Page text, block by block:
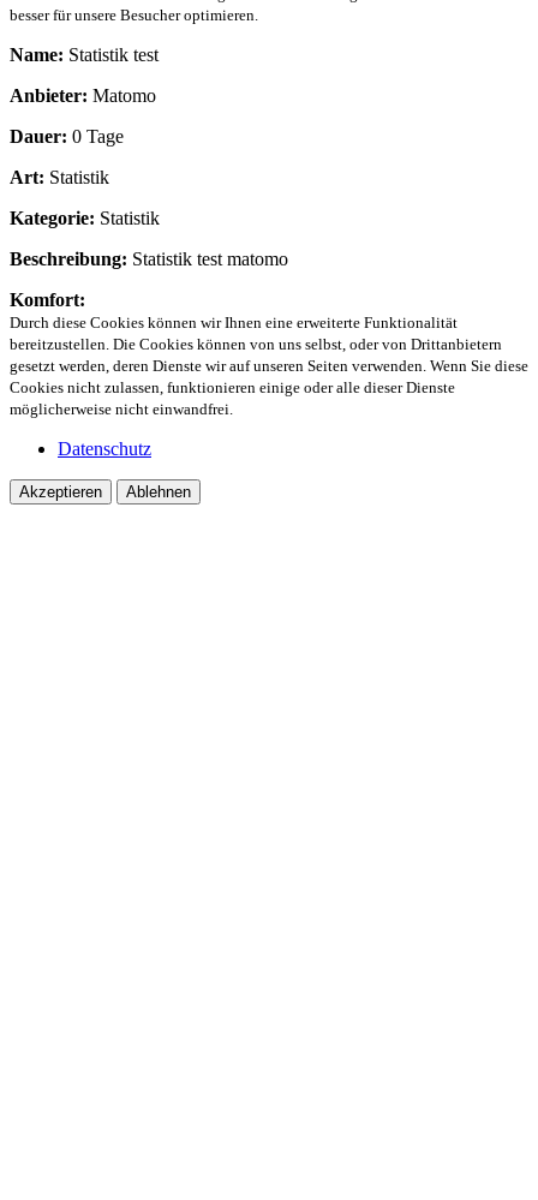
besser für unsere Besucher optimieren.
Name: Statistik test
Anbieter: Matomo
Dauer: 0 Tage
Art: Statistik
Kategorie: Statistik
Beschreibung: Statistik test matomo
Komfort:
Durch diese Cookies können wir Ihnen eine erweiterte Funktionalität
bereitzustellen. Die Cookies können von uns selbst, oder von Drittanbietern
gesetzt werden, deren Dienste wir auf unseren Seiten verwenden. Wenn Sie diese
Cookies nicht zulassen, funktionieren einige oder alle dieser Dienste
möglicherweise nicht einwandfrei.
Datenschutz
Akzeptieren Ablehnen